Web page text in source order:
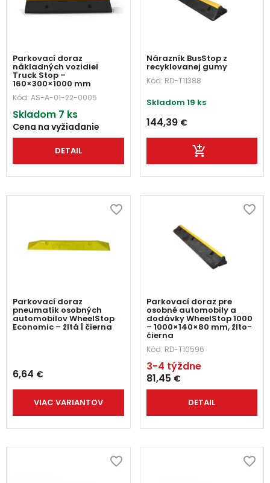
Parkovací doraz
nákladných vozidiel
Truck Stop –
160×300×1000 mm
Kód: AS-A-01-22-0005
Skladom 7 ks
Cena na vyžiadanie
DETAIL
Nárazník BusStop z
recyklovanej gumy
Kód: RD-T11388
Skladom 19 ks
144,39 €
Parkovací doraz
pneumatík osobných
automobilov WheelStop
Economic – žltá | čierna
6,64 €
VIAC VARIANTOV
Parkovací doraz pre
osobné automobily a
dodávky WheelStop 1000
– 1000×140×80 mm, žlto-
čierna
Kód: RD-T10596
3-4 týždne
81,45 €
DETAIL